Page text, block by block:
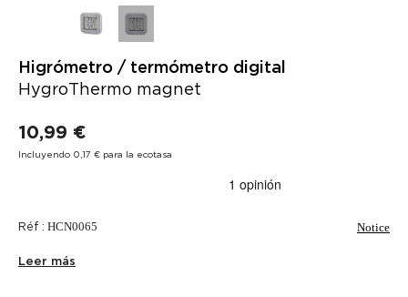
Higrómetro / termómetro digital
HygroThermo magnet
10,99 €
Incluyendo 0,17 € para la ecotasa
Réf : HCN0065 Notice
Leer más